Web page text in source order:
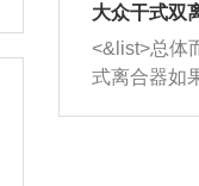
催化器得到
能够得到解
造成烧机油
机油粘度
象，机油粘
店；
裂，破裂后
损严重，磨
响；
大众干式双
<&list>总体
式离合器如